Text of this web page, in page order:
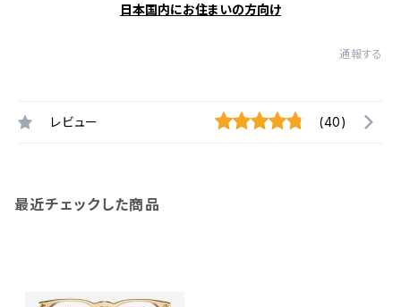
日本国内にお住まいの方向け
通報する
レビュー (40)
最近チェックした商品